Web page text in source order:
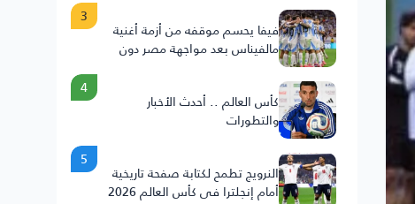
فيفا يحسم موقفه من أزمة أغنية
مالفيناس بعد مواجهة مصر دون
3
كأس العالم .. أحدث الأخبار
والتطورات
4
النرويج تطمح لكتابة صفحة تاريخية
أمام إنجلترا في كأس العالم 2026
5